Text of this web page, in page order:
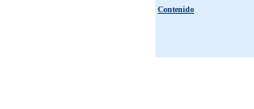
Contenido